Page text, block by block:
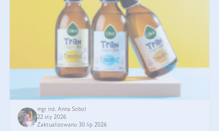
mgr inż. Anna Sobol
22 sty 2026
Zaktualizowano 30 lip 2026